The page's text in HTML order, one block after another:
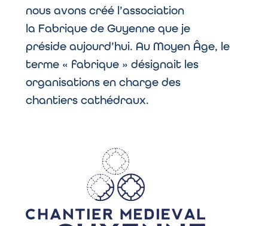
nous avons créé l’association
la Fabrique de Guyenne que je
préside aujourd’hui. Au Moyen Âge, le
terme « fabrique » désignait les
organisations en charge des
chantiers cathédraux.